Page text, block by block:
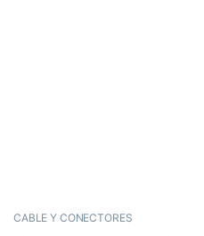
CABLE Y CONECTORES